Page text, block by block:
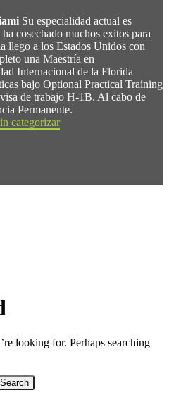
Su especialidad actual es
cosechado muchos exitos para
llego a los Estados Unidos con
una Maestría en
Internacional de la Florida
bajo Optional Practical Training
de trabajo H-1B. Al cabo de
Permanente.
categorizar
looking for. Perhaps searching
Search